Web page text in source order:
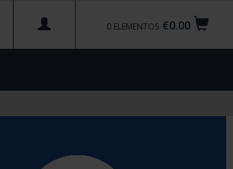
€0.00
0 ELEMENTOS